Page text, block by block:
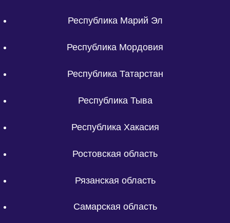
Республика Марий Эл
Республика Мордовия
Республика Татарстан
Республика Тыва
Республика Хакасия
Ростовская область
Рязанская область
Самарская область